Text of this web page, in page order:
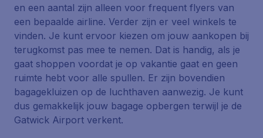
en een aantal zijn alleen voor frequent flyers van
een bepaalde airline. Verder zijn er veel winkels te
vinden. Je kunt ervoor kiezen om jouw aankopen bij
terugkomst pas mee te nemen. Dat is handig, als je
gaat shoppen voordat je op vakantie gaat en geen
ruimte hebt voor alle spullen. Er zijn bovendien
bagagekluizen op de luchthaven aanwezig. Je kunt
dus gemakkelijk jouw bagage opbergen terwijl je de
Gatwick Airport verkent.